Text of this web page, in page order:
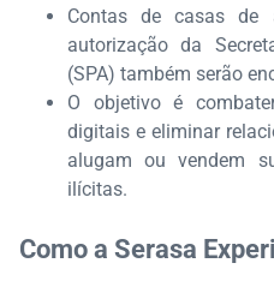
Contas de casas de
autorização da
(SPA) também serão
O objetivo é
digitais e eliminar
alugam ou vendem
ilícitas.
Como a Serasa